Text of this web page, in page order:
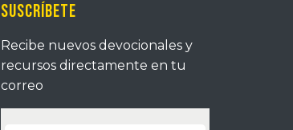
Suscríbete
Recibe nuevos devocionales y
recursos directamente en tu
correo